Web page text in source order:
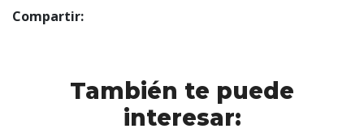
Compartir:
También te puede
interesar: